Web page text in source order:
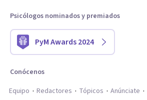
Psicólogos nominados y premiados
PyM Awards 2024
Conócenos
Equipo
Redactores Tópicos Anúnciate